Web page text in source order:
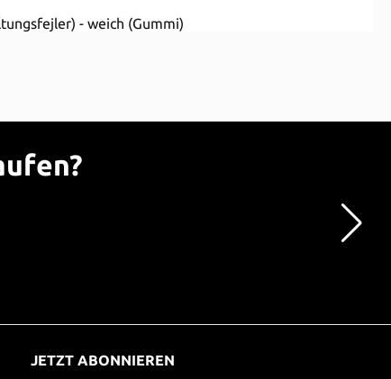
- weich (Gummi)
JETZT ABONNIEREN